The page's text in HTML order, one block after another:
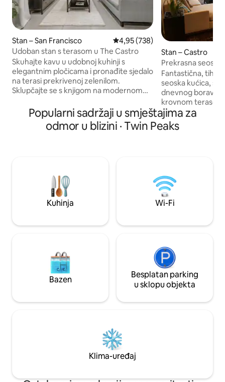
Stan – San Francisco Prosječna ocjena: 4,95/5,
4,95 (738)
Udoban stan s terasom u The Castro
Skuhajte kavu u udobnoj kuhinji s
elegantnim pločicama i pronađite sjedalo
na terasi prekrivenoj zelenilom.
Sklupčajte se s knjigom na modernom
slikama, punom policom za knjige i
izloženim drvenim gredama. Jedinica je
privatni stan ispod glavne kuće s
novi kvarcni pult, prekrasnu pločicu s
pločicama, piće hladnjaka sa
zamrzivačem, mikrovalnu pećnicu,
toster (za lagano grijanje) te komplet
kuće. Na raspolaganju su vam ormar i
blizu akcije da čak nije ni smiješno! :-)
Gosti su pozvani da se koriste privatnim
popločanim dijelom dvorišta nedaleko od
objekta za goste. Živimo na katu tako da
potpunosti dostupni i udaljeni samo
povijesnoj četvrti Castro. Živahni noćni
život i gastronomska scena udaljeni su
nekoliko koraka. Otiđite u legendarno
kazalište Castro gdje možete pogledati
Dolores. Muni je udaljen 7 minuta hoda i
Stan – Castro
Prekrasna seoska
u sjajnom
Fantastična, tiha,
seoska kućica, s
dnevnog boravka
krovnom
zajedničkom
prekrasnim
indukcijskim
streaminga,
Wi-Fi i Ethernet
prostor, velika
obnovljenim
Popularni sadržaji u smještajima za
odmor u blizini · Twin Peaks
Kuhinja Wi-Fi
Bazen
Besplatan parking
u sklopu objekta
Klima-uređaj